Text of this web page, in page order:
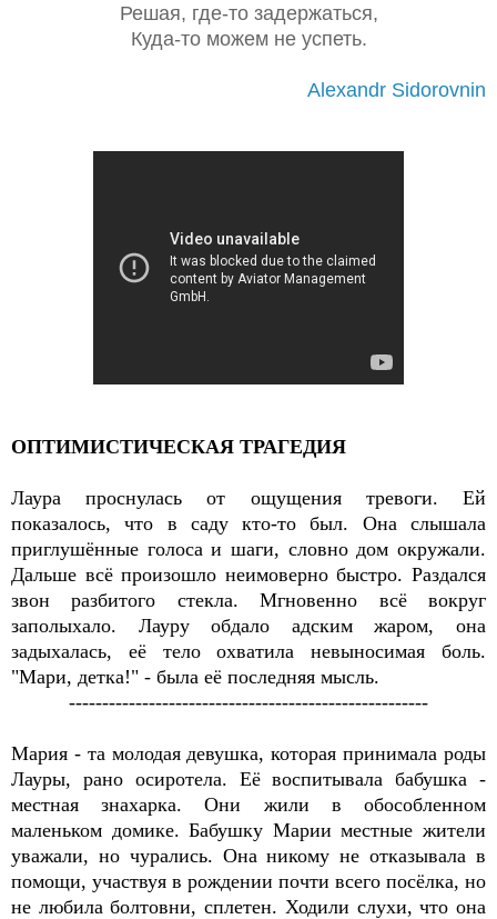
Решая, где-то задержаться,
Куда-то можем не успеть.
Alexandr Sidorovnin
ОПТИМИСТИЧЕСКАЯ ТРАГЕДИЯ
Лаура проснулась от ощущения тревоги. Ей
показалось, что в саду кто-то был. Она слышала
приглушённые голоса и шаги, словно дом окружали.
Дальше всё произошло неимоверно быстро. Раздался
звон разбитого стекла. Мгновенно всё вокруг
заполыхало. Лауру обдало адским жаром, она
задыхалась, её тело охватила невыносимая боль.
"Мари, детка!" - была её последняя мысль.
------------------------------------------------------
Мария - та молодая девушка, которая принимала роды
Лауры, рано осиротела. Её воспитывала бабушка -
местная знахарка. Они жили в обособленном
маленьком домике. Бабушку Марии местные жители
уважали, но чурались. Она никому не отказывала в
помощи, участвуя в рождении почти всего посёлка, но
не любила болтовни, сплетен. Ходили слухи, что она